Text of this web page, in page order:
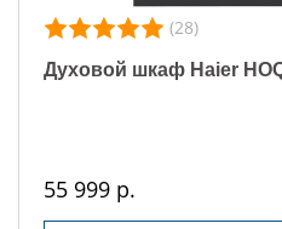
(28)
Духовой шкаф Haier
55 999 р.